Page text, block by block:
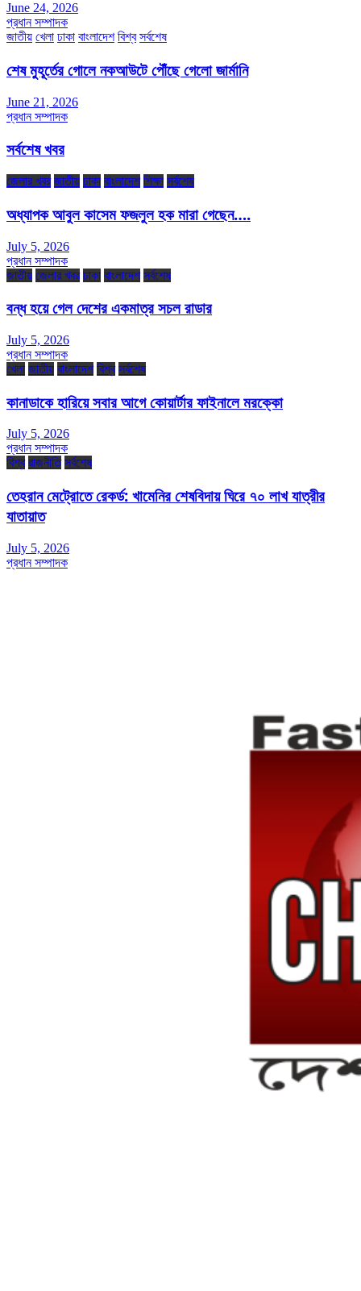
June 24, 2026
প্রধান সম্পাদক
জাতীয় খেলা ঢাকা বাংলাদেশ বিশ্ব সর্বশেষ
শেষ মুহূর্তের গোলে নকআউটে পৌঁছে গেলো জার্মানি
June 21, 2026
প্রধান সম্পাদক
সর্বশেষ খবর
জেলার খবর জাতীয় ঢাকা বাংলাদেশ শিক্ষা সর্বশেষ
অধ্যাপক আবুল কাসেম ফজলুল হক মারা গেছেন….
July 5, 2026
প্রধান সম্পাদক
জাতীয় জেলার খবর ঢাকা বাংলাদেশ সর্বশেষ
বন্ধ হয়ে গেল দেশের একমাত্র সচল রাডার
July 5, 2026
প্রধান সম্পাদক
খেলা জাতীয় বাংলাদেশ বিশ্ব সর্বশেষ
কানাডাকে হারিয়ে সবার আগে কোয়ার্টার ফাইনালে মরক্কো
July 5, 2026
প্রধান সম্পাদক
বিশ্ব রাজনীতি সর্বশেষ
তেহরান মেট্রোতে রেকর্ড: খামেনির শেষবিদায় ঘিরে ৭০ লাখ যাত্রীর
যাতায়াত
July 5, 2026
প্রধান সম্পাদক